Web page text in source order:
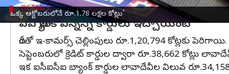
ఒక్క అక్టోబరులోనే రూ.1.78 లక్షల కోట్లు'
DETAILS
ఏఏ బ్యాంక్ ఎన్నెన్ని కార్డులు ఇచ్చాయంటే
దీంతో ఇ-కామర్స్‌ చెల్లింపులు రూ.1,20,794 కోట్లకు
సెప్టెంబరులో క్రెడిట్‌ కార్డుల ద్వారా రూ.38,662 కోట్లు
ఇక ఐసీఐసీఐ బ్యాంక్‌ కార్డుల లావాదేవీల విలువ